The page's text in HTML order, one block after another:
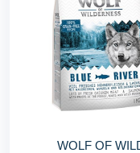
WOLF OF